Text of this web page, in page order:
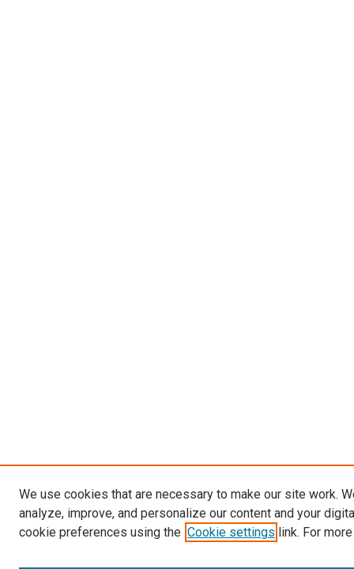
We use cookies that are necessary to make our site work.
analyze, improve, and personalize our content and your
cookie preferences using the Cookie settings link. For